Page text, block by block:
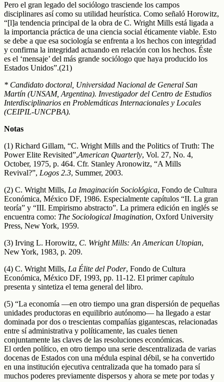
Pero el gran legado del sociólogo trasciende los campos
disciplinares así como su utilidad heurística. Como señaló Horowitz,
“[l]a tendencia principal de la obra de C. Wright Mills está ligada a
la importancia práctica de una ciencia social éticamente viable. Esto
se debe a que esa sociología se enfrenta a los hechos con integridad
y confirma la integridad actuando en relación con los hechos. Éste
es el ‘mensaje’ del más grande sociólogo que haya producido los
Estados Unidos”.(21)
* Candidato doctoral, Universidad Nacional de General San
Martín (UNSAM, Argentina). Investigador del Centro de Estudios
Interdisciplinarios en Problemáticas Internacionales y Locales
(CEIPIL-UNCPBA).
Notas
(1) Richard Gillam, “C. Wright Mills and the Politics of Truth: The
Power Elite Revisited”,American Quarterly, Vol. 27, No. 4,
October, 1975, p. 464. Cfr. Stanley Aronowitz, “A Mills
Revival?”, Logos 2.3, Summer, 2003.
(2) C. Wright Mills, La Imaginación Sociológica, Fondo de Cultura
Económica, México DF, 1986. Especialmente capítulos “II. La gran
teoría” y “III. Empirismo abstracto”. La primera edición en inglés se
encuentra como: The Sociological Imagination, Oxford University
Press, New York, 1959.
(3) Irving L. Horowitz, C. Wright Mills: An American Utopian,
New York, 1983, p. 209.
(4) C. Wright Mills, La Élite del Poder, Fondo de Cultura
Económica, México DF, 1993, pp. 11-12. El primer capítulo
presenta y sintetiza el tema general del libro.
(5) “La economía —en otro tiempo una gran dispersión de pequeñas
unidades productoras en equilibrio autónomo— ha llegado a estar
dominada por dos o trescientas compañías gigantescas, relacionadas
entre sí administrativa y políticamente, las cuales tienen
conjuntamente las claves de las resoluciones económicas.
El orden político, en otro tiempo una serie descentralizada de varias
docenas de Estados con una médula espinal débil, se ha convertido
en una institución ejecutiva centralizada que ha tomado para sí
muchos poderes previamente dispersos y ahora se mete por todas y